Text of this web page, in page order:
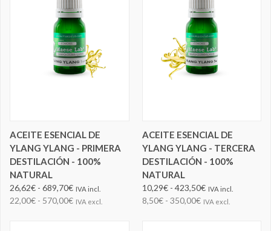
ACEITE ESENCIAL DE
YLANG YLANG - PRIMERA
DESTILACIÓN - 100%
NATURAL
26,62€ - 689,70€ IVA incl.
22,00€ - 570,00€ IVA excl.
ACEITE ESENCIAL DE
YLANG YLANG - TERCERA
DESTILACIÓN - 100%
NATURAL
10,29€ - 423,50€ IVA incl.
8,50€ - 350,00€ IVA excl.